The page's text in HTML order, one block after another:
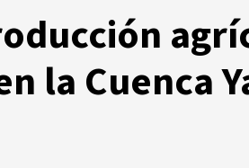
la Cuenca